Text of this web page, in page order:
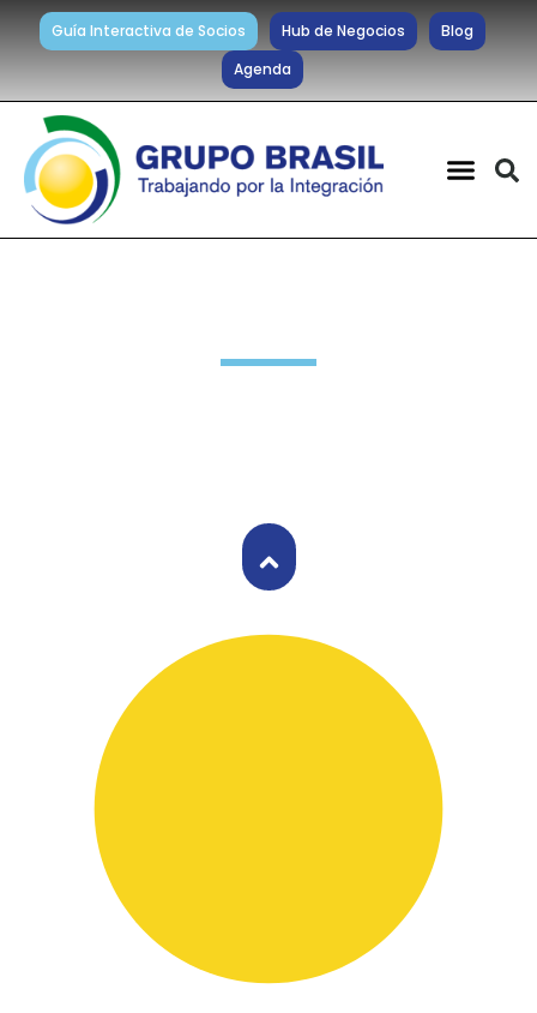
Guía Interactiva de Socios Hub de Negocios
Blog
Agenda